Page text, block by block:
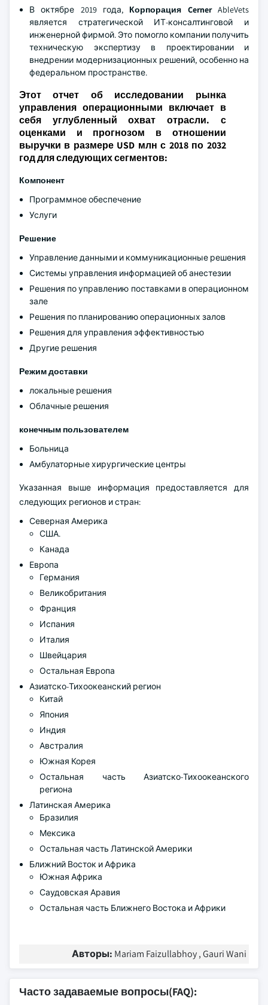
В октябре 2019 года, Корпорация CernerAbleVets
является стратегической ИТ-консалтинговой и
инженерной фирмой. Это помогло компании получить
техническую экспертизу в проектировании и
внедрении модернизационных решений, особенно на
федеральном пространстве.
Этот отчет об исследовании рынка
управления операционными включает в
себя углубленный охват отрасли. с
оценками и прогнозом в отношении
выручки в размере USD млн с 2018 по 2032
год для следующих сегментов:
Компонент
Программное обеспечение
Услуги
Решение
Управление данными и коммуникационные решения
Системы управления информацией об анестезии
Решения по управлению поставками в операционном
зале
Решения по планированию операционных залов
Решения для управления эффективностью
Другие решения
Режим доставки
локальные решения
Облачные решения
конечным пользователем
Больница
Амбулаторные хирургические центры
Указанная выше информация предоставляется для
следующих регионов и стран:
Северная Америка
США.
Канада
Европа
Германия
Великобритания
Франция
Испания
Италия
Швейцария
Остальная Европа
Азиатско-Тихоокеанский регион
Китай
Япония
Индия
Австралия
Южная Корея
Остальная часть Азиатско-Тихоокеанского
региона
Латинская Америка
Бразилия
Мексика
Остальная часть Латинской Америки
Ближний Восток и Африка
Южная Африка
Саудовская Аравия
Остальная часть Ближнего Востока и Африки
Авторы: Mariam Faizullabhoy , Gauri Wani
Часто задаваемые вопросы(FAQ):